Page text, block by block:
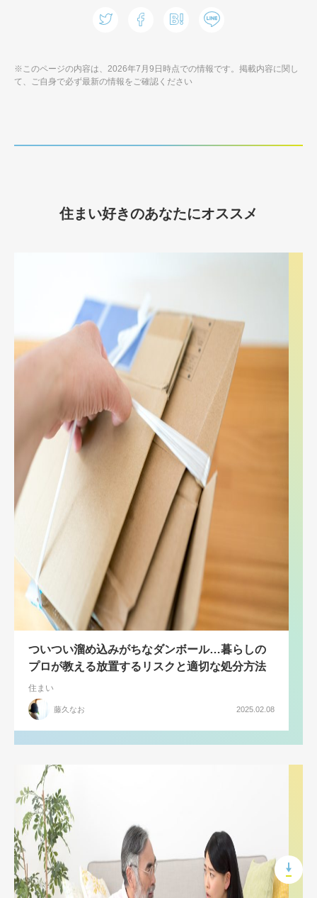
※このページの内容は、2026年7月9日時点での情報です。掲載内容に関し
て、ご自身で必ず最新の情報をご確認ください
住まい好きのあなたにオススメ
ついつい溜め込みがちなダンボール…暮らしの
プロが教える放置するリスクと適切な処分方法
住まい
藤久なお 2025.02.08